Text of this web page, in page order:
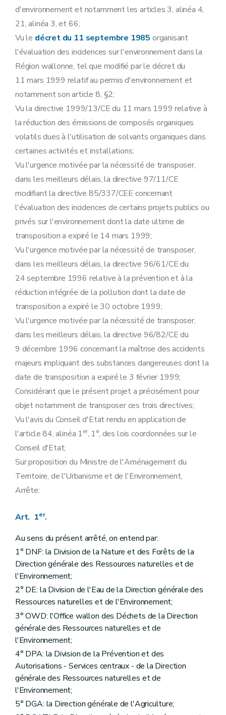
d'environnement et notamment les articles 3, alinéa 4,
21, alinéa 3, et 66;
Vu le décret du 11 septembre 1985 organisant
l'évaluation des incidences sur l'environnement dans la
Région wallonne, tel que modifié par le décret du
11 mars 1999 relatif au permis d'environnement et
notamment son article 8, §2;
Vu la directive 1999/13/CE du 11 mars 1999 relative à
la réduction des émissions de composés organiques
volatils dues à l'utilisation de solvants organiques dans
certaines activités et installations;
Vu l'urgence motivée par la nécessité de transposer,
dans les meilleurs délais, la directive 97/11/CE
modifiant la directive 85/337/CEE concernant
l'évaluation des incidences de certains projets publics ou
privés sur l'environnement dont la date ultime de
transposition a expiré le 14 mars 1999;
Vu l'urgence motivée par la nécessité de transposer,
dans les meilleurs délais, la directive 96/61/CE du
24 septembre 1996 relative à la prévention et à la
réduction intégrée de la pollution dont la date de
transposition a expiré le 30 octobre 1999;
Vu l'urgence motivée par la nécessité de transposer,
dans les meilleurs délais, la directive 96/82/CE du
9 décembre 1996 concernant la maîtrise des accidents
majeurs impliquant des substances dangereuses dont la
date de transposition a expiré le 3 février 1999;
Considérant que le présent projet a précisément pour
objet notamment de transposer ces trois directives;
Vu l'avis du Conseil d'Etat rendu en application de
l'article 84, alinéa 1er, 1°, des lois coordonnées sur le
Conseil d'Etat;
Sur proposition du Ministre de l'Aménagement du
Territoire, de l'Urbanisme et de l'Environnement,
Arrête:
Art. 1er.
Au sens du présent arrêté, on entend par:
1° DNF: la Division de la Nature et des Forêts de la
Direction générale des Ressources naturelles et de
l'Environnement;
2° DE: la Division de l'Eau de la Direction générale des
Ressources naturelles et de l'Environnement;
3° OWD: l'Office wallon des Déchets de la Direction
générale des Ressources naturelles et de
l'Environnement;
4° DPA: la Division de la Prévention et des
Autorisations - Services centraux - de la Direction
générale des Ressources naturelles et de
l'Environnement;
5° DGA: la Direction générale de l'Agriculture;